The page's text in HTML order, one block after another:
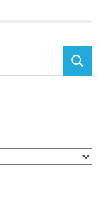
SEARCH